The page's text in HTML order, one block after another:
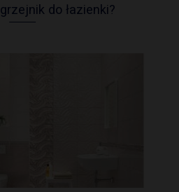
do łazienki?